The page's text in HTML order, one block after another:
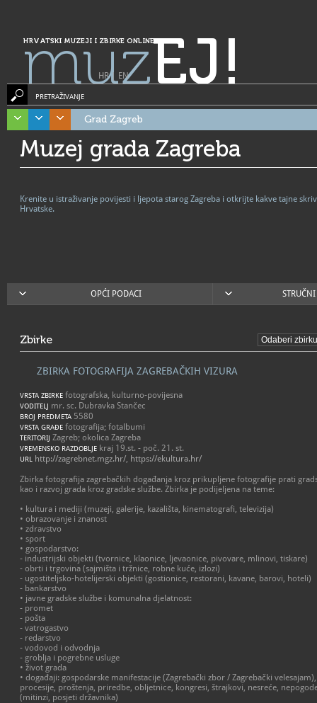
HRVATSKI MUZEJI I ZBIRKE ONLINE
muzEJ!
HR| EN
PRETRAŽIVANJE
Grad Zagreb
Muzej grada Zagreba
Krenite u istraživanje povijesti i ljepota starog Zagreba i otkrijte kakve tajne
Hrvatske.
OPĆI PODACI
Zbirke
ZBIRKA FOTOGRAFIJA ZAGREBAČKIH VIZURA
VRSTA ZBIRKE fotografska, kulturno-povijesna
VODITELJ mr. sc. Dubravka Stančec
BROJ PREDMETA 5580
VRSTA GRAĐE fotografija; fotalbumi
TERITORIJ Zagreb; okolica Zagreba
VREMENSKO RAZDOBLJE kraj 19.st. - poč. 21. st.
URL http://zagrebnet.mgz.hr/, https://ekultura.hr/
Zbirka fotografija zagrebačkih događanja kroz prikupljene fotografije prati
kao i razvoj grada kroz gradske službe. Zbirka je podijeljena na teme:
• kultura i mediji (muzeji, galerije, kazališta, kinematografi, televizija)
• obrazovanje i znanost
• zdravstvo
• sport
• gospodarstvo:
- industrijski objekti (tvornice, klaonice, ljevaonice, pivovare, mlinovi, tiskare)
- obrti i trgovina (sajmišta i tržnice, robne kuće, izlozi)
- ugostiteljsko-hotelijerski objekti (gostionice, restorani, kavane, barovi, hoteli)
- bankarstvo
• javne gradske službe i komunalna djelatnost:
- promet
- pošta
- vatrogastvo
- redarstvo
- vodovod i odvodnja
- groblja i pogrebne usluge
• život grada
• događaji: gospodarske manifestacije (Zagrebački zbor / Zagrebački
procesije, proštenja, priredbe, obljetnice, kongresi, štrajkovi, nesreće,
(mitinzi, posjeti državnika)